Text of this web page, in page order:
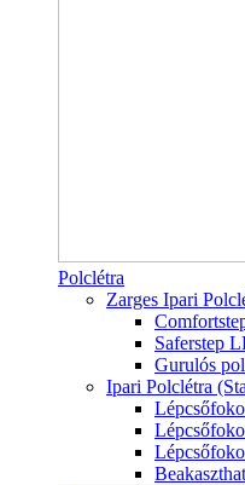
Polclétra
Zarges Ipari
Saferstep
Gurulós
Ipari Polclétra